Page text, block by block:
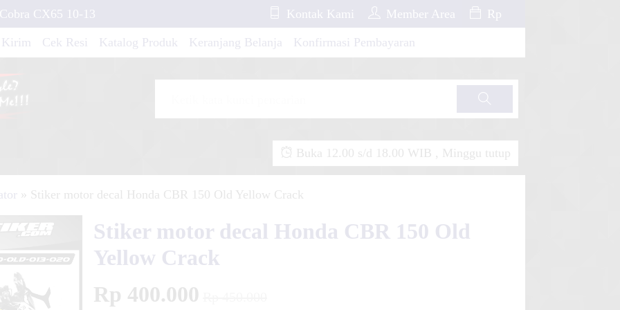
CX65 10-13
Z New Green
Custom
Kontak Kami Member Area Rp
Kirim Cek Resi Katalog Produk Keranjang Belanja Konfirmasi Pembayaran
Cari
Buka 12.00 s/d 18.00 WIB , Minggu tutup
» Stiker motor decal Honda CBR 150 Old Yellow Crack
Stiker motor decal Honda CBR 150 Old
Yellow Crack
Rp 400.000